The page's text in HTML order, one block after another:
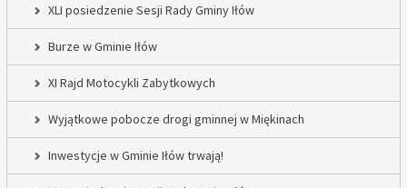
XLI posiedzenie Sesji Rady Gminy Iłów
Burze w Gminie Iłów
XI Rajd Motocykli Zabytkowych
Wyjątkowe pobocze drogi gminnej w Miękinach
Inwestycje w Gminie Iłów trwają!